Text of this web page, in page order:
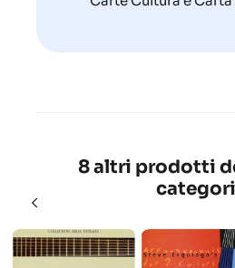
8 altri prodotti